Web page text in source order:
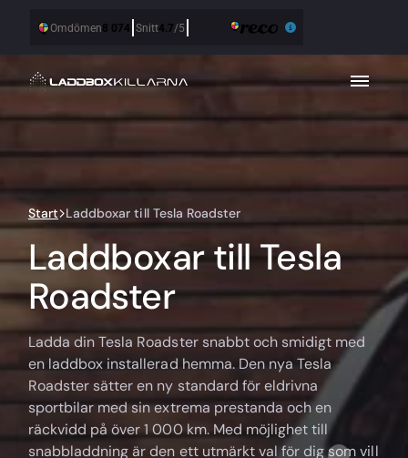
Start Laddboxar till Tesla Roadster
Laddboxar till Tesla
Roadster
Ladda din Tesla Roadster snabbt och smidigt med
en laddbox installerad hemma. Den nya Tesla
Roadster sätter en ny standard för eldrivna
sportbilar med sin extrema prestanda och en
räckvidd på över 1 000 km. Med möjlighet till
snabbladdning är den ett utmärkt val för dig som vill